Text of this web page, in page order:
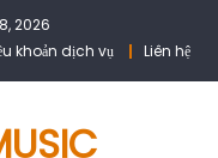
2026
khoản dịch vụ Liên hệ